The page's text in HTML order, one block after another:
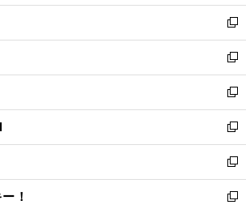
ウ
ィ
ン
ド
ウ
で
開
く
し
い
ウ
ィ
ン
ド
ウ
で
開
く
新
し
い
ウ
ィ
ン
ド
ウ
で
開
く
新
し
い
ウ
ィ
ン
ド
ウ
で
新
し
い
ウ
ィ
ン
ド
新
し
い
ウ
ィ
新
し
い
！
新